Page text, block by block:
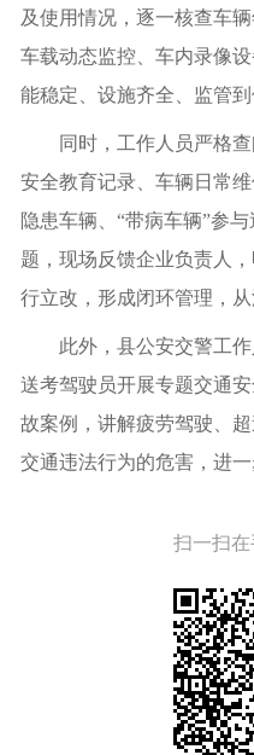
及使用情况，逐一核查车
车载动态监控、车内录像
能稳定、设施齐全、监管到
同时，工作人员严格
安全教育记录、车辆日常
隐患车辆、“带病车辆”参
题，现场反馈企业负责人
行立改，形成闭环管理，
此外，县公安交警工
送考驾驶员开展专题交通
故案例，讲解疲劳驾驶、
交通违法行为的危害，进
扫一扫